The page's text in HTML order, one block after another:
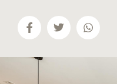
A ARAHOME